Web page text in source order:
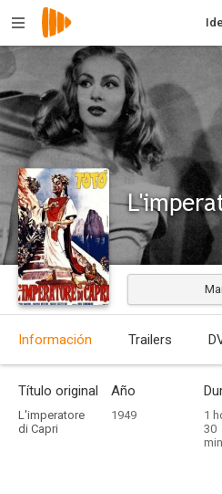
Información Trailers
Título original
L'imperatore
di Capri
Año
1949
1
30